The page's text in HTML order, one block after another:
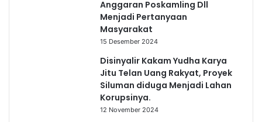
Anggaran Poskamling Dll
Menjadi Pertanyaan
Masyarakat
15 Desember 2024
Disinyalir Kakam Yudha Karya
Jitu Telan Uang Rakyat, Proyek
Siluman diduga Menjadi Lahan
Korupsinya.
12 November 2024